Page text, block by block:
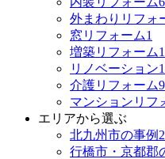
外まわりリフォ
窓リフォーム1
増築リフォーム
リノベーション
介護リフォーム9
マンションリフ
エリアから選ぶ
北九州市の事例
行橋市・京都郡